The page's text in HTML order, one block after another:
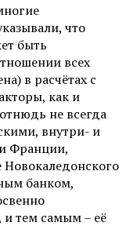
что
быть
всех
в расчётах с
как и
не всегда
внутри- и
Франции,
банком,
тем самым – её